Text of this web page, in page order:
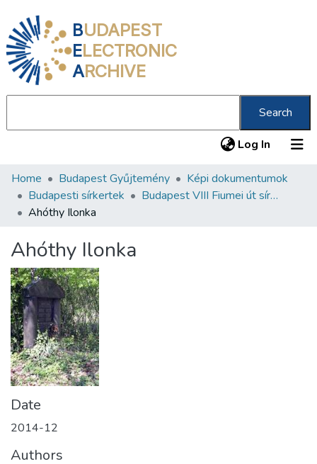
BUDAPEST
ELECTRONIC
ARCHIVE
Search
Log In (current)
Communities & Collections
All of DSpace
About us
Home Budapest Gyűjtemény
Képi dokumentumok
Budapesti sírkertek
Budapest VIII Fiumei út sírkert 2. rész
Ahóthy Ilonka
Ahóthy Ilonka
Date
2014-12
Authors